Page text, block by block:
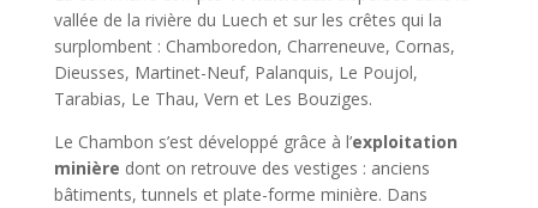
vallée de la rivière du Luech et sur les crêtes qui la
surplombent : Chamboredon, Charreneuve, Cornas,
Dieusses, Martinet-Neuf, Palanquis, Le Poujol,
Tarabias, Le Thau, Vern et Les Bouziges.
Le Chambon s’est développé grâce à l’exploitation
minière dont on retrouve des vestiges : anciens
bâtiments, tunnels et plate-forme minière. Dans